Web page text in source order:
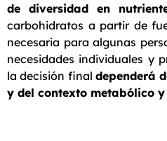
de diversidad en
carbohidratos a partir de
necesaria para algunas
necesidades individuales y
la decisión final dependerá
y del contexto metabólico